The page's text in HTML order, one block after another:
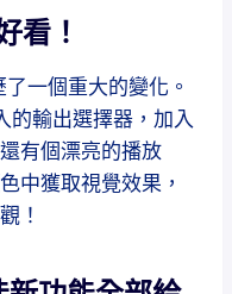
看！
一個重大的變化。
的輸出選擇器，加入
有個漂亮的播放
中獲取視覺效果，
！